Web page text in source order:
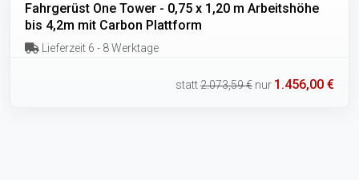
Fahrgerüst One Tower - 0,75 x 1,20 m Arbeitshöhe
bis 4,2m mit Carbon Plattform
Lieferzeit 6 - 8 Werktage
statt2.073,59 € nur 1.456,00 €